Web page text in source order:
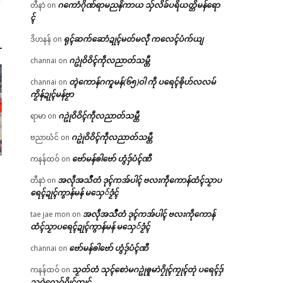
တီနာဲ on ဂကောံဂိုဏ်ရာမညနိကာယ သှ်လိခ်ပရိယတ္တိမန်ရော
ၚ်
ဒိဟနန် on ရုၚ်ဆက်ဆောံဍုၚ်မတ်မလီု ကလေၚ်ပံက်ယျ
channai on ဂဥုဲဝိဝိၚ်ကဵုလညာတ်သမ္တီ
channai on တ္ၚဲကောန်ဂကူမန်(၆၅)ဝါ ကဵု ပရေၚ်ၜိုဟ်လလမ်
ကၟိန်ဍုၚ်မန်ဗၟာ
ရာမာ on ဂဥုဲဝိဝိၚ်ကဵုလညာတ်သမ္တီ
ဗညာဃံင် on ဂဥုဲဝိဝိၚ်ကဵုလညာတ်သမ္တီ
ကနန်ထဝ် on ဗော်မန်ၜါဗော် ဟွံဒှ်ပံၚ်ဏီ
တီနာဲ on အလဵုအသဳတံ ဒုၚ်ကအ်ပါၚ် ဗလးကဵုကောန်ထံၚ်သၟာပ
ရေၚ်ဍုၚ်ကွာန်မန် မသှေ်ဒၟံၚ်
tae jae mon on အလဵုအသဳတံ ဒုၚ်ကအ်ပါၚ် ဗလးကဵုကောန်
ထံၚ်သၟာပရေၚ်ဍုၚ်ကွာန်မန် မသှေ်ဒၟံၚ်
channai on ဗော်မန်ၜါဗော် ဟွံဒှ်ပံၚ်ဏီ
ကနန်ထဝ် on သၟတ်တံ သုၚ်စောဲမဂဥုဲၜူမာဲဂၠိုၚ်ကၠုၚ်တုဲ ပရေၚ်ဒှ်